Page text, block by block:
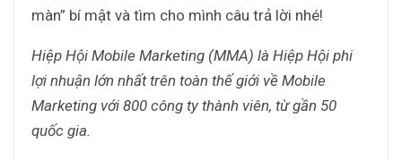
màn” bí mật và tìm cho mình câu trả lời nhé!
Hiệp Hội Mobile Marketing (MMA) là Hiệp Hội phi
lợi nhuận lớn nhất trên toàn thế giới về Mobile
Marketing với 800 công ty thành viên, từ gần 50
quốc gia.